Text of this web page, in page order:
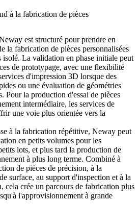
à la fabrication de pièces
est structuré pour prendre en
la fabrication de pièces personnalisées
isolé. La validation en phase initiale peut
de prototypage, avec une flexibilité
d'impression 3D lorsque des
ou une évaluation de géométries
Pour la production d'essai de pièces
intermédiaire, les services de
une voie plus orientée vers la
à la fabrication répétitive, Neway peut
en petits volumes pour les
lots, et plus tard la production de
à plus long terme. Combiné à
de pièces de précision, à la
surface, au support d'inspection et à la
cela crée un parcours de fabrication plus
l'approvisionnement à grande